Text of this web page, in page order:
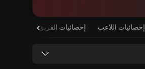
إحصائيات اللاعب إحصائيات الفريق